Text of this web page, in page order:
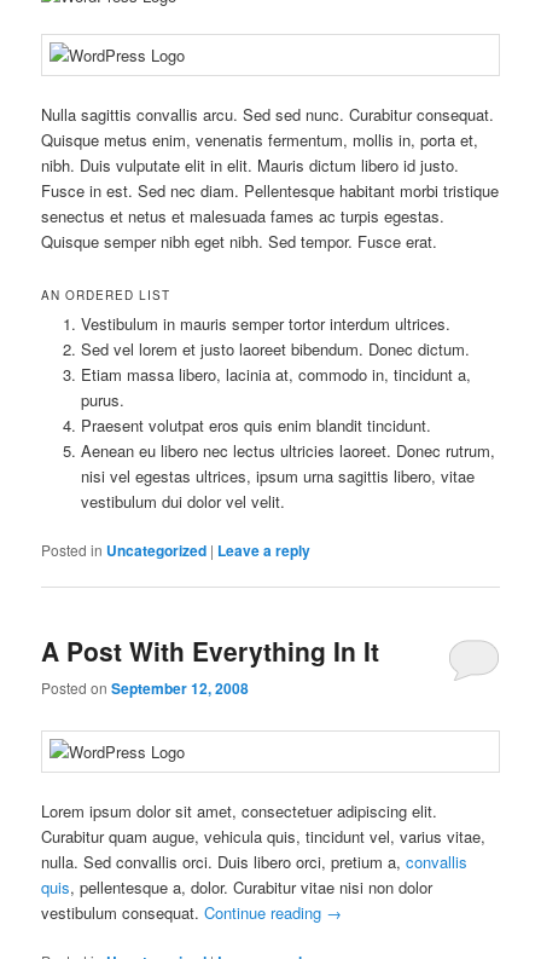
Nulla sagittis convallis arcu. Sed sed nunc. Curabitur consequat.
Quisque metus enim, venenatis fermentum, mollis in, porta et,
nibh. Duis vulputate elit in elit. Mauris dictum libero id justo.
Fusce in est. Sed nec diam. Pellentesque habitant morbi tristique
senectus et netus et malesuada fames ac turpis egestas.
Quisque semper nibh eget nibh. Sed tempor. Fusce erat.
AN ORDERED LIST
Vestibulum in mauris semper tortor interdum ultrices.
Sed vel lorem et justo laoreet bibendum. Donec dictum.
Etiam massa libero, lacinia at, commodo in, tincidunt a,
purus.
Praesent volutpat eros quis enim blandit tincidunt.
Aenean eu libero nec lectus ultricies laoreet. Donec rutrum,
nisi vel egestas ultrices, ipsum urna sagittis libero, vitae
vestibulum dui dolor vel velit.
Posted in Uncategorized | Leave a reply
A Post With Everything In It
Posted onSeptember 12, 2008
Lorem ipsum dolor sit amet, consectetuer adipiscing elit.
Curabitur quam augue, vehicula quis, tincidunt vel, varius vitae,
nulla. Sed convallis orci. Duis libero orci, pretium a,convallis
quis, pellentesque a, dolor. Curabitur vitae nisi non dolor
vestibulum consequat.Continue reading →